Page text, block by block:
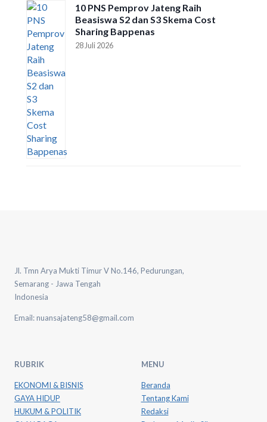
10 PNS Pemprov Jateng Raih
Beasiswa S2 dan S3 Skema Cost
Sharing Bappenas
28 Juli 2026
Jl. Tmn Arya Mukti Timur V No.146, Pedurungan,
Semarang - Jawa Tengah
Indonesia
Email: nuansajateng58@gmail.com
RUBRIK
EKONOMI & BISNIS
GAYA HIDUP
HUKUM & POLITIK
MENU
Beranda
Tentang Kami
Redaksi